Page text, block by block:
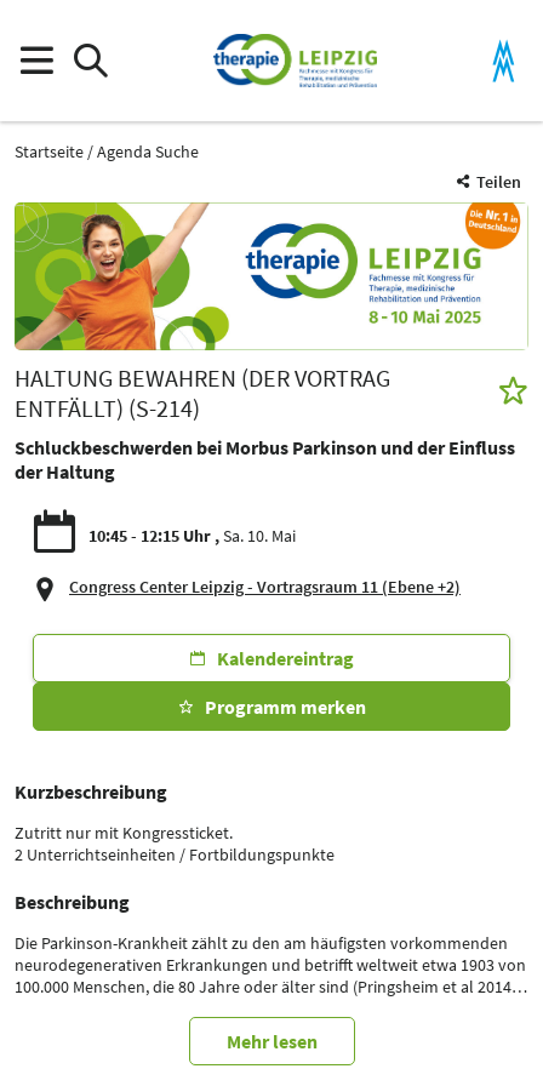
Startseite
Agenda Suche
Teilen
HALTUNG BEWAHREN (DER VORTRAG
ENTFÄLLT) (S-214)
Schluckbeschwerden bei Morbus Parkinson und der Einfluss
der Haltung
10:45 - 12:15 Uhr Sa. 10. Mai
Congress Center Leipzig - Vortragsraum 11 (Ebene +2)
Kalendereintrag
Programm merken
Kurzbeschreibung
Zutritt nur mit Kongressticket.
2 Unterrichtseinheiten / Fortbildungspunkte
Beschreibung
Die Parkinson-Krankheit zählt zu den am häufigsten vorkommenden
neurodegenerativen Erkrankungen und betrifft weltweit etwa 1903 von
100.000 Menschen, die 80 Jahre oder älter sind (Pringsheim et al 2014).
Krankheit Schluckstörungen, bekannt als Dysphagie. Die Prävalenz von
Dysphagie liegt je nach Schweregrad der Parkinson-Erkrankung und
Mehr lesen